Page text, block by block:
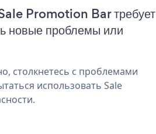
Promotion Bar требует
новые проблемы или
столкнетесь с проблемами
использовать Sale